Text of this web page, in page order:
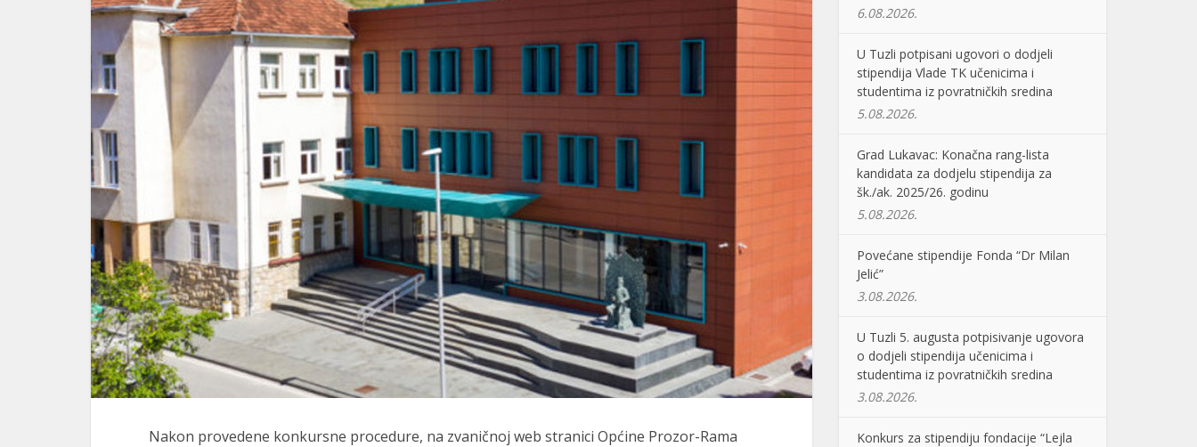
Nakon provedene konkursne procedure, na zvaničnoj web stranici Općine Prozor-Rama
6.08.2026.
U Tuzli potpisani ugovori o dodjeli
stipendija Vlade TK učenicima i
studentima iz povratničkih sredina
5.08.2026.
Grad Lukavac: Konačna rang-lista
kandidata za dodjelu stipendija za
šk./ak. 2025/26. godinu
5.08.2026.
Povećane stipendije Fonda “Dr Milan
Jelić”
3.08.2026.
U Tuzli 5. augusta potpisivanje ugovora
o dodjeli stipendija učenicima i
studentima iz povratničkih sredina
3.08.2026.
Konkurs za stipendiju fondacije “Lejla